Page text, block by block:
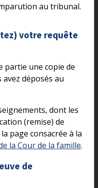
au tribunal.
votre requête
partie une copie de
déposés au
dont les
(remise) de
page consacrée à la
la Cour de la famille.
de